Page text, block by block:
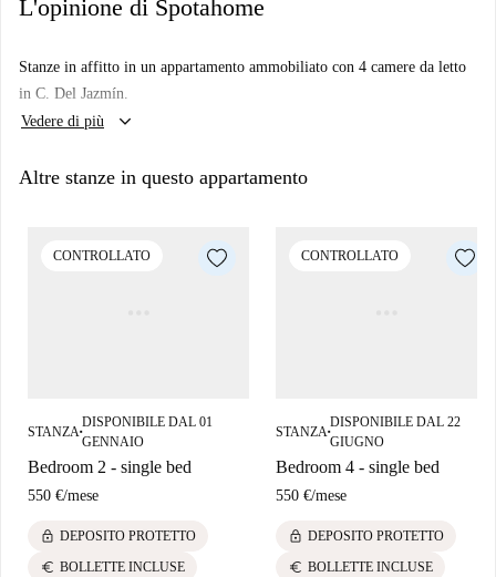
L'opinione di Spotahome
Stanze in affitto in un appartamento ammobiliato con 4 camere da letto
in C. Del Jazmín.
Vedere di più
keyboard_arrow_down
Altre stanze in questo appartamento
CONTROLLATO
STANZA ■
DISPONIBILE DAL 01
GENNAIO
Bedroom 2 - single bed
550 €/mese
lock DEPOSITO PROTETTO
euro BOLLETTE INCLUSE
CONTROLLATO
STANZA ■
DISPONIBILE DAL 22
GIUGNO
Bedroom 4 - single bed
550 €/mese
lock DEPOSITO PROTETTO
euro BOLLETTE INCLUSE